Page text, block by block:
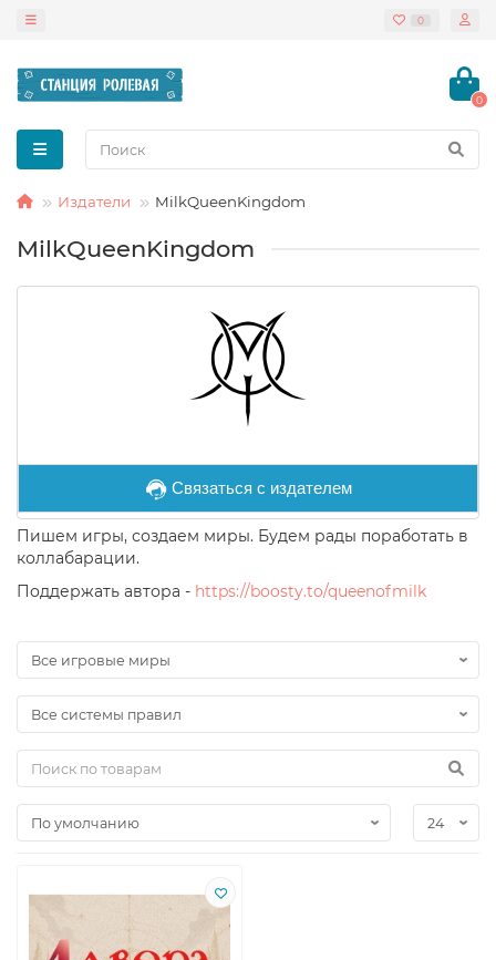
0
0
Издатели MilkQueenKingdom
MilkQueenKingdom
Связаться с издателем
Пишем игры, создаем миры. Будем рады поработать в
коллабарации.
Поддержать автора - https://boosty.to/queenofmilk